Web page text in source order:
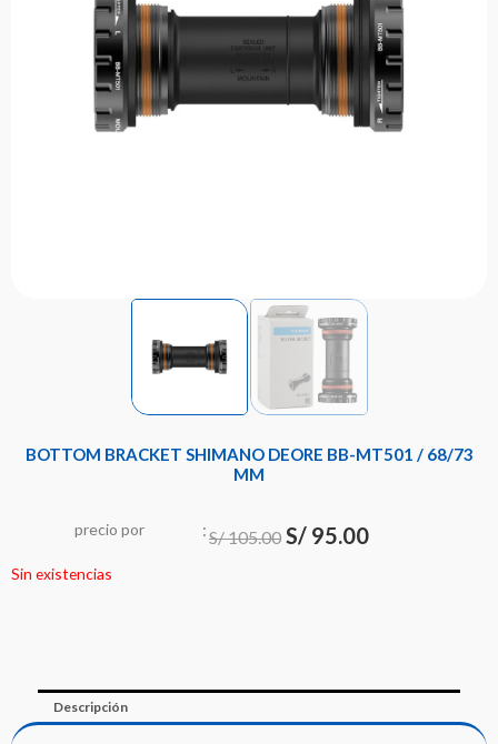
BOTTOM BRACKET SHIMANO DEORE BB-MT501 / 68/73
MM
precio por :S/105.00 El
S/ 95.00El
Sin existencias
Descripción